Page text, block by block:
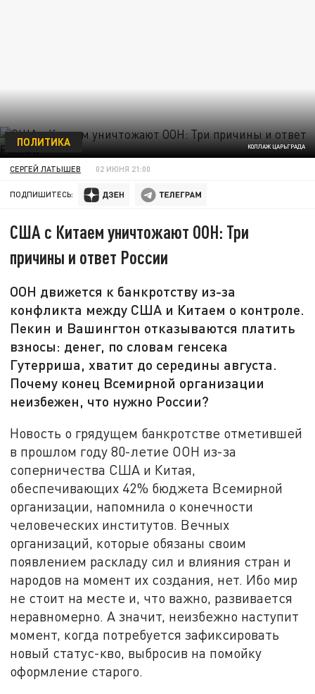
КОЛЛАЖ ЦАРЬГРАДА
ПОЛИТИКА
СЕРГЕЙ ЛАТЫШЕВ 02 ИЮНЯ 21:00
ПОДПИШИТЕСЬ:
США с Китаем уничтожают ООН: Три
причины и ответ России
ООН движется к банкротству из-за
конфликта между США и Китаем о контроле.
Пекин и Вашингтон отказываются платить
взносы: денег, по словам генсека
Гутерриша, хватит до середины августа.
Почему конец Всемирной организации
неизбежен, что нужно России?
Новость о грядущем банкротстве отметившей
в прошлом году 80-летие ООН из-за
соперничества США и Китая,
обеспечивающих 42% бюджета Всемирной
организации, напомнила о конечности
человеческих институтов. Вечных
организаций, которые обязаны своим
появлением раскладу сил и влияния стран и
народов на момент их создания, нет. Ибо мир
не стоит на месте и, что важно, развивается
неравномерно. А значит, неизбежно наступит
момент, когда потребуется зафиксировать
новый статус-кво, выбросив на помойку
оформление старого.